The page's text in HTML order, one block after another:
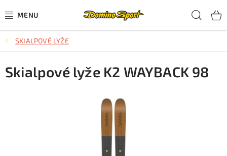
na
CYKLISTIKA
SJEZDOVÉ LYŽOVÁNÍ
SKIALPOVÉ LYŽE
Skialpové lyže K2 WAYBACK 98